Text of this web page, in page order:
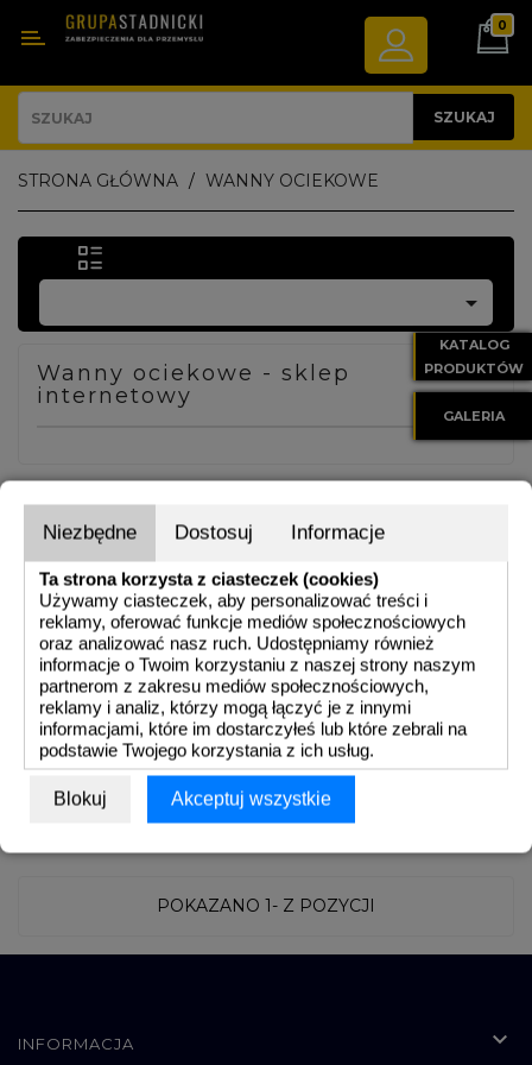
Kategoria
ODBOJE
NAPROWADZACZE
BARIERY
DROGOWE
TECHNOLOGICZNE
OCIEKOWE
ELEMENTY
MONTAŻOWE
ODBOJE
NIERDZEWNE
TECHNICZNA
0
SZUKAJ
STRONA GŁÓWNA WANNY OCIEKOWE

Wanny ociekowe - sklep
internetowy
WANNY OCIEKOWE
PŁASKIE
WANNY OCIEKOWE NA
NÓŻKACH
POKAZANO 1- Z POZYCJI
INFORMACJA

KATALOG
PRODUKTÓW
GALERIA
Niezbędne Dostosuj Informacje
Ta strona korzysta z ciasteczek (cookies)
Używamy ciasteczek, aby personalizować treści i
reklamy, oferować funkcje mediów społecznościowych
oraz analizować nasz ruch. Udostępniamy również
informacje o Twoim korzystaniu z naszej strony naszym
partnerom z zakresu mediów społecznościowych,
reklamy i analiz, którzy mogą łączyć je z innymi
informacjami, które im dostarczyłeś lub które zebrali na
podstawie Twojego korzystania z ich usług.
Blokuj Akceptuj wszystkie